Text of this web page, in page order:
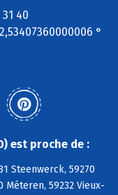
40
°
est proche de :
Steenwerck, 59270
Méteren, 59232 Vieux-